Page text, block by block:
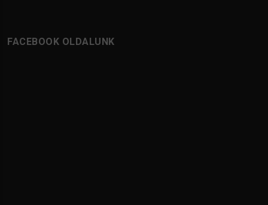
FACEBOOK OLDALUNK